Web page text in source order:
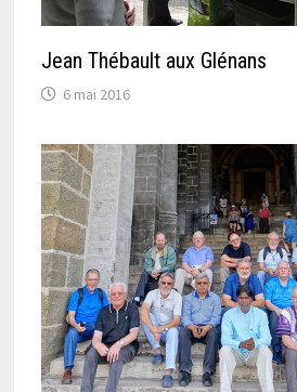
Jean Thébault aux Glénans
6 mai 2016